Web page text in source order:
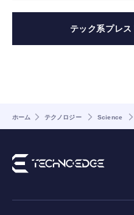
テック系プレ
ホーム テクノロジー Science